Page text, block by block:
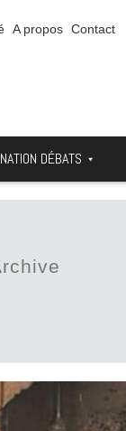
A propos Contact
DÉBATS